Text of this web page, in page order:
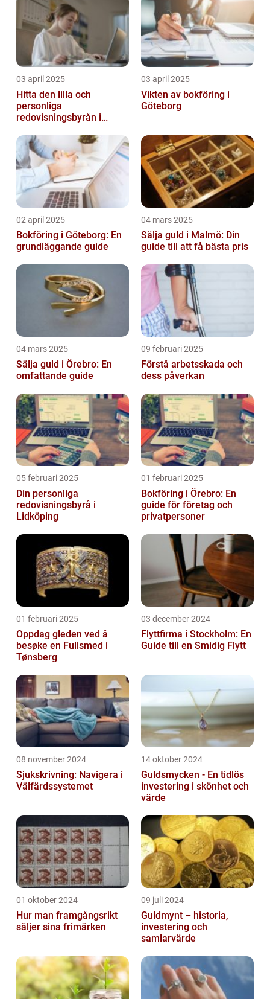
03 april 2025
Hitta den lilla och
personliga
redovisningsbyrån i
03 april 2025
Vikten av bokföring i
Göteborg
02 april 2025
Bokföring i Göteborg: En
grundläggande guide
04 mars 2025
Sälja guld i Malmö: Din
guide till att få bästa pris
04 mars 2025
Sälja guld i Örebro: En
omfattande guide
09 februari 2025
Förstå arbetsskada och
dess påverkan
05 februari 2025
Din personliga
redovisningsbyrå i
Lidköping
01 februari 2025
Bokföring i Örebro: En
guide för företag och
privatpersoner
01 februari 2025
Oppdag gleden ved å
besøke en Fullsmed i
Tønsberg
03 december 2024
Flyttfirma i Stockholm: En
Guide till en Smidig Flytt
08 november 2024
Sjukskrivning: Navigera i
Välfärdssystemet
14 oktober 2024
Guldsmycken - En tidlös
investering i skönhet och
värde
01 oktober 2024
Hur man framgångsrikt
säljer sina frimärken
09 juli 2024
Guldmynt – historia,
investering och
samlarvärde